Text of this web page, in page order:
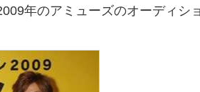
年のアミューズのオーディシ